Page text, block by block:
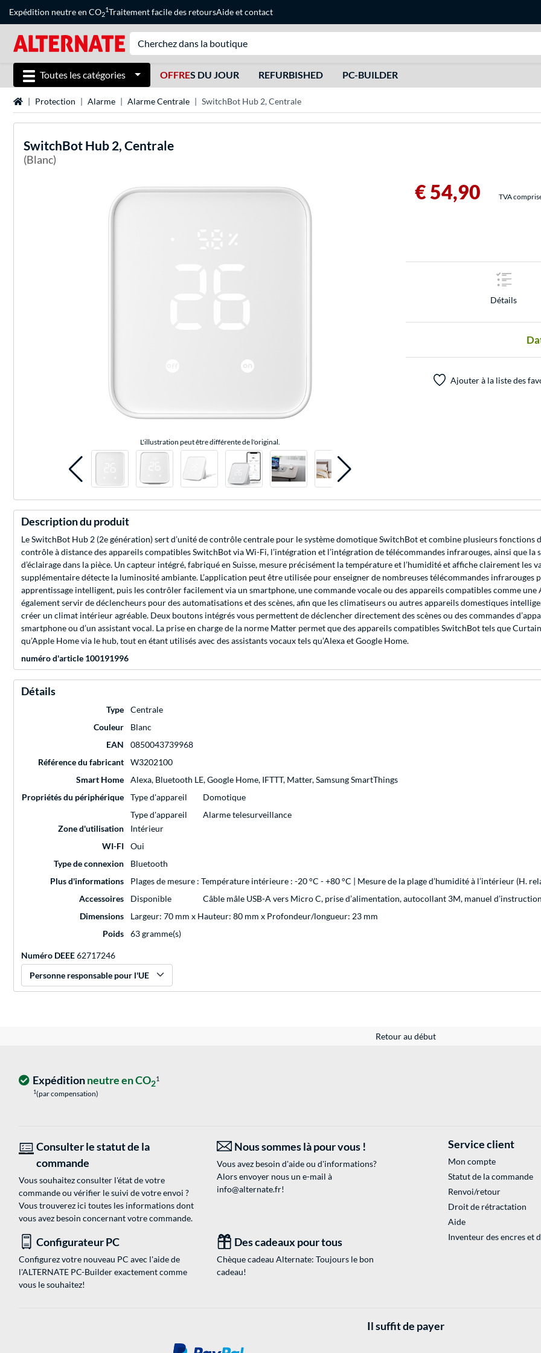
Expédition neutre en CO2
1Traitement facile des retoursAideetcontact
Toutes les catégories OFFRES DU JOUR REFURBISHED PC-BUILDER
Page d'accueil
Protection Alarme Alarme Centrale SwitchBot Hub 2, Centrale
SwitchBot Hub 2, Centrale
(Blanc)
L'illustration peut être différente de l'original.
€ 54,90 TVA
Détails
Ajouter à la liste des
Description du produit
Le SwitchBot Hub 2 (2e génération) sert d’unité de contrôle centrale pour le système domotique SwitchBot et combine plusieurs
contrôle à distance des appareils compatibles SwitchBot via Wi-Fi, l’intégration et l’intégration de télécommandes infrarouges, ainsi que
d’éclairage dans la pièce. Un capteur intégré, fabriqué en Suisse, mesure précisément la température et l’humidité et affiche clairement les
supplémentaire détecte la luminosité ambiante. L’application peut être utilisée pour enseigner de nombreuses télécommandes infrarouges
apprentissage intelligent, puis les contrôler facilement via un smartphone, une commande vocale ou des appareils compatibles comme
également servir de déclencheurs pour des automatisations et des scènes, afin que les climatiseurs ou autres appareils domestiques
créer un climat intérieur agréable. Deux boutons intégrés vous permettent de déclencher directement des scènes ou des commandes
smartphone ou d’un assistant vocal. La prise en charge de la norme Matter permet que des appareils compatibles SwitchBot tels que
qu’Apple Home via le hub, tout en étant utilisés avec des assistants vocaux tels qu’Alexa et Google Home.
numéro d'article 100191996
Détails
Type
Centrale
Couleur
Blanc
EAN
0850043739968
Référence du fabricant
W3202100
Smart Home
Alexa, Bluetooth LE, Google Home, IFTTT, Matter, Samsung SmartThings
Propriétés du périphérique
Type d'appareil
Domotique
Type d'appareil
Alarme telesurveillance
Zone d'utilisation
Intérieur
WI-FI
Oui
Type de connexion
Bluetooth
Plus d'informations
Plages de mesure : Température intérieure : -20 °C - +80 °C | Mesure de la plage d’humidité à l’intérieur (H.
Accessoires
Disponible
Câble mâle USB-A vers Micro C, prise d’alimentation, autocollant 3M, manuel
Dimensions
Largeur: 70 mm x Hauteur: 80 mm x Profondeur/longueur: 23 mm
Poids
63 gramme(s)
Numéro DEEE62717246
Personne responsable pour l'UE
Retour au début
Expéditionneutre en CO21
1(par compensation)
Consulter le statut de la
commande
Vous souhaitez consulter l'état de votre
commande ou vérifier le suivi de votre envoi ?
Vous trouverez ici toutes les informations dont
vous avez besoin concernant votre commande.
Nous sommes là pour vous !
Vous avez besoin d'aide ou d'informations?
Alors envoyer nous un e-mail à
info@alternate.fr!
Configurateur PC
Configurez votre nouveau PC avec l'aide de
l'ALTERNATE PC-Builder exactement comme
vous le souhaitez!
Des cadeaux pour tous
Chèque cadeau Alternate: Toujours le bon
cadeau!
Service client
Mon compte
Statut de la commande
Renvoi/retour
Droit de rétractation
Aide
Inventeur des encres et
Il suffit de payer